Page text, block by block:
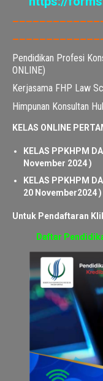
(Gratis &
Pendidikan Profesi
Kerjasama FHP Law
Himpunan Konsultan
KELAS PPKHPM
20 November2024 )
Untuk Pendaftaran
Daftar